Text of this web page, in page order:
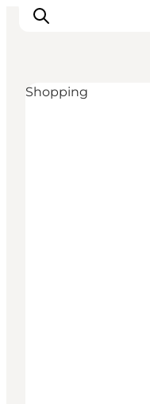
Shopping